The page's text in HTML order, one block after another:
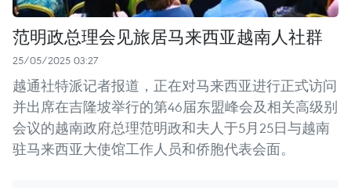
范明政总理会见旅居马来西亚越南人社群
25/05/2025 03:27
越通社特派记者报道，正在对马来西亚进行正式访问
并出席在吉隆坡举行的第46届东盟峰会及相关高级别
会议的越南政府总理范明政和夫人于5月25日与越南
驻马来西亚大使馆工作人员和侨胞代表会面。